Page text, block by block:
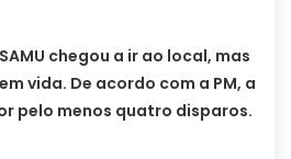
chegou a ir ao local, mas
vida. De acordo com a PM, a
pelo menos quatro disparos.